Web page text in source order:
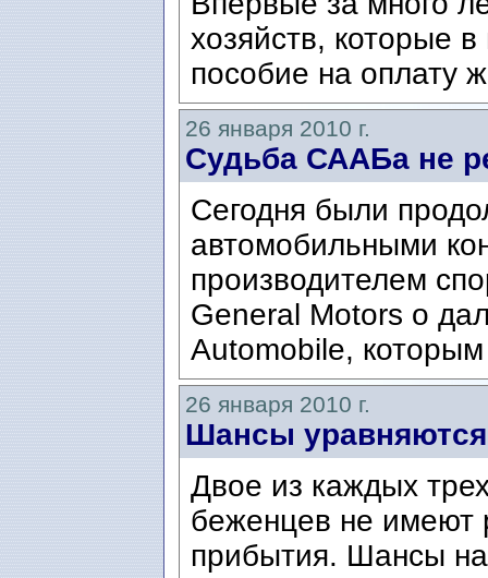
хозяйств, которые
пособие на оплату
26 января 2010 г.
Судьба СААБа не
Сегодня были
автомобильными
производителем
General Motors о
Automobile,
26 января 2010 г.
Шансы уравняются
Двое из каждых
беженцев не имеют
прибытия. Шансы